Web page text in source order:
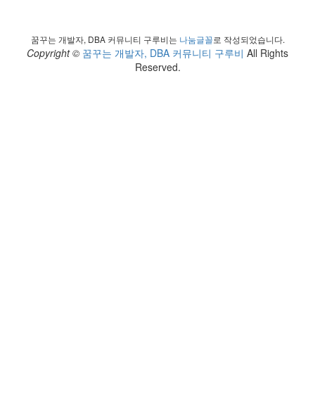
꿈꾸는 개발자, DBA 커뮤니티 구루비는 나눔글꼴로 작성되었습니다.
Copyright © 꿈꾸는 개발자, DBA 커뮤니티 구루비 All Rights
Reserved.